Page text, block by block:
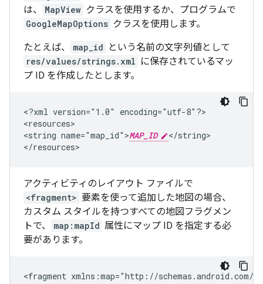
は、
MapView クラスを使用するか、プログラムで
GoogleMapOptions クラスを使用します。
たとえば、 map_id
という名前の文字列値として
res/values/strings.xml に保存されているマッ
プ ID を作成したとします。
<?xml version="1.0"
encoding="utf-8"?>
<resources>
<string name="map_id">MAP_ID
</string>
アクティビティのレイアウト ファイルで
<fragment> 要素を使って追加した地図の場合、
カスタム スタイルを持つすべての地図フラグメン
トで、
map:mapId 属性にマップ ID を指定する必
要があります。
<fragment